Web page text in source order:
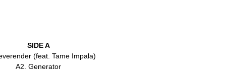
SIDE A
(feat. Tame Impala)
A2. Generator